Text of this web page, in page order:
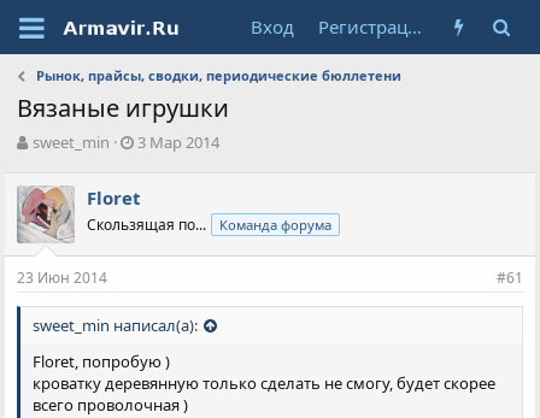
Вход Регистрация
Рынок, прайсы, сводки, периодические бюллетени
Вязаные игрушки
А
т
о
р
т
е
ы
sweet_min
Д
а
н
л
а
3 Мар 2014
Floret
Скользящая по... Команда форума
23 Июн 2014 #61
sweet_min написал(а):
Floret, попробую )
кроватку деревянную только сделать не смогу, будет скорее
всего проволочная )